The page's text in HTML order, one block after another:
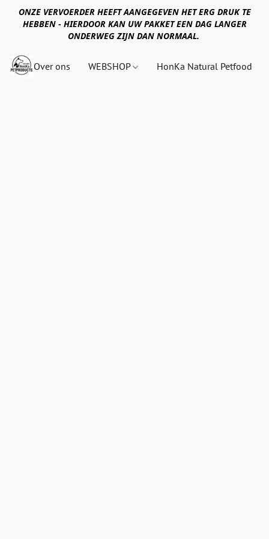
ONZE VERVOERDER HEEFT AANGEGEVEN HET ERG DRUK TE
HEBBEN - HIERDOOR KAN UW PAKKET EEN DAG LANGER
ONDERWEG ZIJN DAN NORMAAL.
Over ons WEBSHOP HonKa Natural Petfood